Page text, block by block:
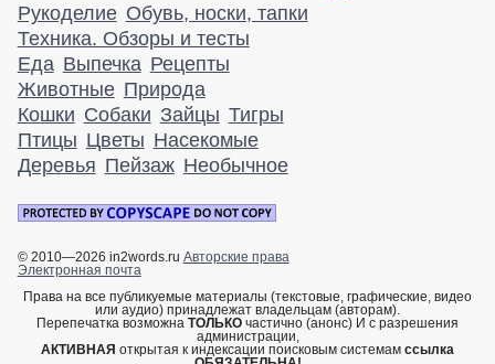
Рукоделие Обувь, носки, тапки
Техника. Обзоры и тесты
Еда Выпечка Рецепты
Животные Природа
Кошки Собаки Зайцы Тигры
Птицы Цветы Насекомые
Деревья Пейзаж Необычное
© 2010—2026 in2words.ru Авторские права
Электронная почта
Права на все публикуемые материалы (текстовые, графические, видео
или аудио) принадлежат владельцам (авторам).
Перепечатка возможна ТОЛЬКО частично (анонс) И с разрешения
администрации,
АКТИВНАЯ открытая к индексации поисковым системам ссылка